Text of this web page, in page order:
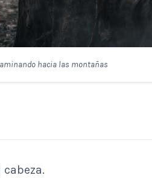
hacia las montañas